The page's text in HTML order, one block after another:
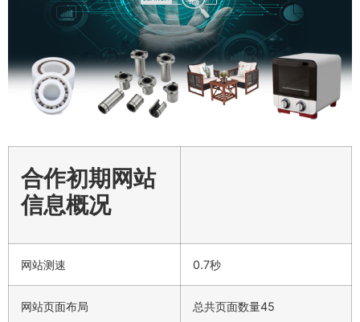
合作初期网站
信息概况
网站测速 0.7秒
网站页面布局 总共页面数量45